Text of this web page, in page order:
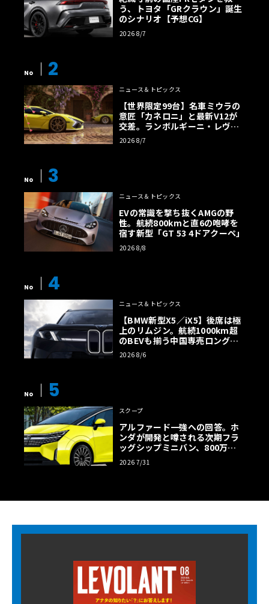
う、トヨタ「GRクラウン」誕生
のシナリオ【予想CG】
2026 8/7
No 2
ニュース＆トピックス
【世界限定99台】名車ミウラの
意匠「カネロニ」と最新V12が
交差。ランボルギーニ・レヴエ
ルトに60周年記念車が登場
2026 8/7
No 3
ニュース＆トピックス
EVの常識を撃ち抜くAMGの野
性。航続800kmと直6の咆哮を
宿す新型「GT 53 4ドアクーペ」
2026 8/8
No 4
ニュース＆トピックス
【BMW新型X5／iX5】後席は極
上のリムジン。航続1000km超
のBEVも揃う中国専売ロング仕
様の全貌
2026 8/6
No 5
スクープ
アルファード一強への回答。ホ
ンダが開発と噂される次期フラ
ッグシップミニバン、800万円
超の勝算【予想CG】
2026 7/31